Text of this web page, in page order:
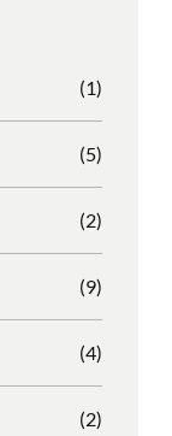
(1)
(5)
(2)
(9)
(4)
(2)